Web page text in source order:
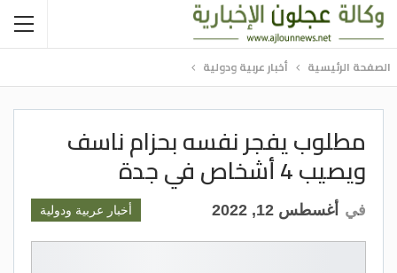
الصفحة الرئيسية أخبار عربية ودولية
مطلوب يفجر نفسه بحزام ناسف
ويصيب 4 أشخاص في جدة
أخبار عربية ودولية في أغسطس 12, 2022